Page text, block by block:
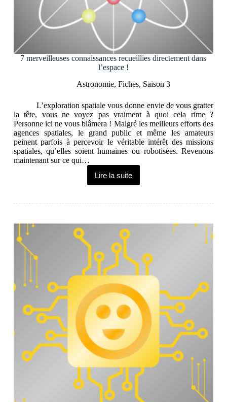
7 merveilleuses connaissances recueillies directement dans
l’espace !
Astronomie,Fiches, Saison 3
L’exploration spatiale vous donne envie de vous gratter
la tête, vous ne voyez pas vraiment à quoi cela rime ?
Personne ici ne vous blâmera ! Malgré les meilleurs efforts des
agences spatiales, le grand public et même les amateurs
peinent parfois à percevoir le véritable intérêt des missions
spatiales, qu’elles soient humaines ou robotisées. Revenons
maintenant sur ce qui…
Lire la suite
7
merveilleuses
recueillies
dans
l’espace